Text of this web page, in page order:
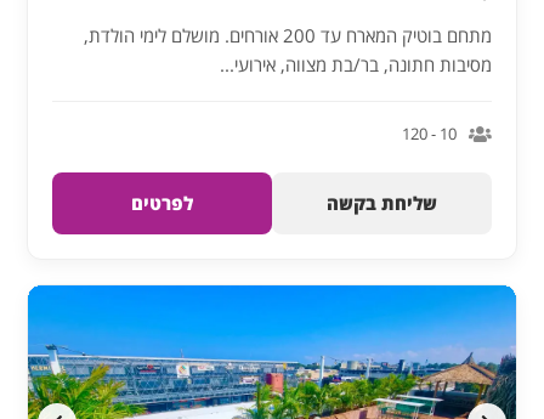
מתחם בוטיק המארח עד 200 אורחים. מושלם לימי הולדת,
מסיבות חתונה, בר/בת מצווה, אירועי...
10 - 120
שליחת בקשה לפרטים